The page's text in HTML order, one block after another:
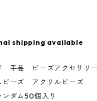
shipping available
手芸 ビーズアクセサリ
ーズ アクリルビーズ
ダム50個入り